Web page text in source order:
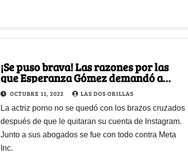
¡Se puso brava! Las razones por las
que Esperanza Gómez demandó a
Facebook
OCTUBRE 11, 2022 LAS DOS ORILLAS
La actriz porno no se quedó con los brazos cruzados
después de que le quitaran su cuenta de Instagram.
Junto a sus abogados se fue con todo contra Meta
Inc.